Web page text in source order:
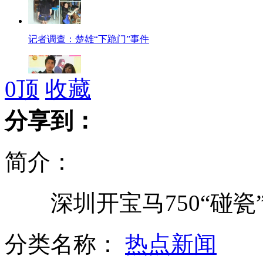
记者调查：楚雄“下跪门”事件
赵又廷献唱插曲 导演大赞哭戏好
用尾巴钓鱼的小猫
0顶 收藏
分享到：
简介：
深圳开宝马750“碰瓷
分类名称： 热点新闻